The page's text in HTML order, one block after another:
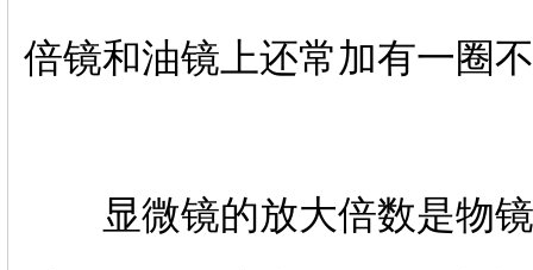
倍镜和油镜上还常加有一圈
显微镜的放大倍数是物镜